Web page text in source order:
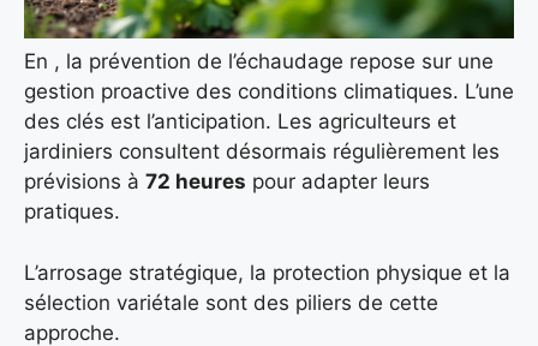
En , la prévention de l’échaudage repose sur une
gestion proactive des conditions climatiques. L’une
des clés est l’anticipation. Les agriculteurs et
jardiniers consultent désormais régulièrement les
prévisions à 72 heures pour adapter leurs
pratiques.
L’arrosage stratégique, la protection physique et la
sélection variétale sont des piliers de cette
approche.